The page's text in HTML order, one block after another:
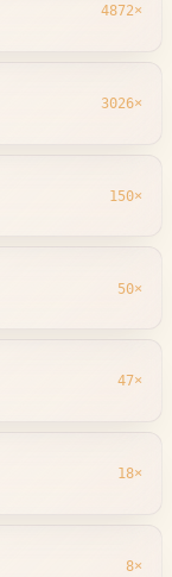
4872×
3026×
150×
50×
47×
18×
8×